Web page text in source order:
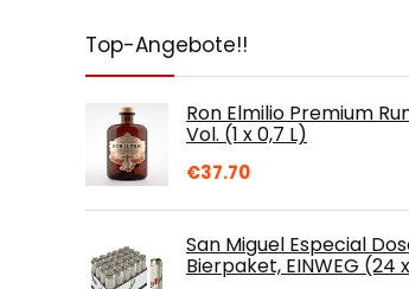
Top-Angebote!!
Ron Elmilio Premium
Vol. (1 x 0,7 L)
€37.70
San Miguel Especial
Bierpaket, EINWEG (24